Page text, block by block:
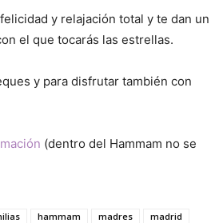
y relajación total y te dan un
el que tocarás las estrellas.
y para disfrutar también con
(dentro del Hammam no se
hammam madres
madrid